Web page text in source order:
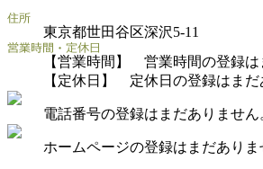
東京都世田谷区深沢5-11
【営業時間】 営業時間の登録は
【定休日】 定休日の登録はまだ
電話番号の登録はまだありません
ホームページの登録はまだありま